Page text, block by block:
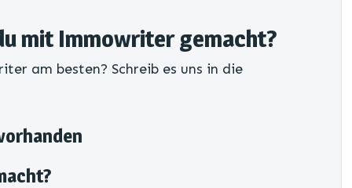
mit Immowriter gemacht?
am besten? Schreib es uns in die